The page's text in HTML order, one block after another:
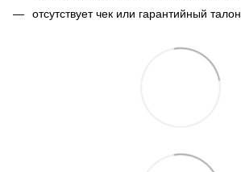
отсутствует чек или гарантийный талон.